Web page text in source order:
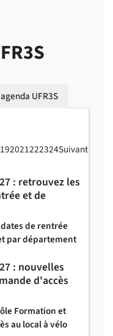
UFR3S
192021222324Suivant
: retrouvez les
et de
de rentrée
par département
: nouvelles
d'accès
Formation et
au local à vélo